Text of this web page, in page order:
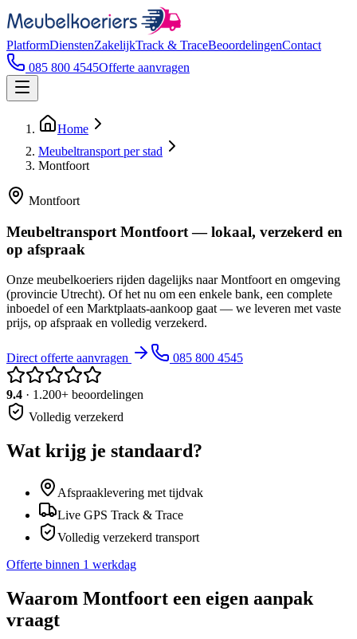
PlatformDienstenZakelijkTrack & TraceBeoordelingenContact
085 800 4545Offerte aanvragen
Home
Meubeltransport per stad
Montfoort
Montfoort
Meubeltransport Montfoort — lokaal, verzekerd en
op afspraak
Onze meubelkoeriers rijden dagelijks naar Montfoort en omgeving
(provincie Utrecht). Of het nu om een enkele bank, een complete
inboedel of een Marktplaats-aankoop gaat — we leveren met vaste
prijs, op afspraak en volledig verzekerd.
Direct offerte aanvragen 085 800 4545
9.4 · 1.200+ beoordelingen
Volledig verzekerd
Wat krijg je standaard?
Afspraaklevering met tijdvak
Live GPS Track & Trace
Volledig verzekerd transport
Offerte binnen 1 werkdag
Waarom Montfoort een eigen aanpak
vraagt